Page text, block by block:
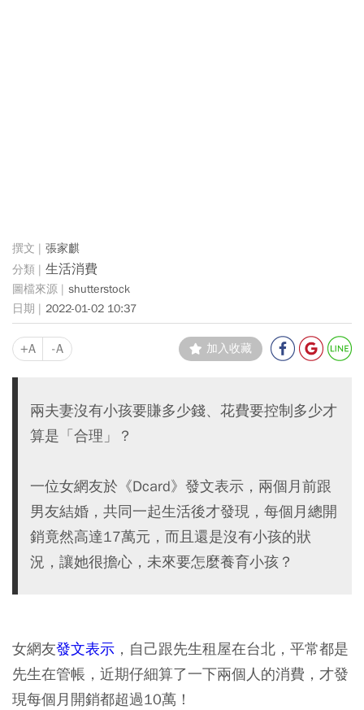
張家麒
生活消費
shutterstock
2022-01-02 10:37
+A -A 加入收藏
兩夫妻沒有小孩要賺多少錢、花費要控制多少才
算是「合理」？
一位女網友於《Dcard》發文表示，兩個月前跟
男友結婚，共同一起生活後才發現，每個月總開
銷竟然高達17萬元，而且還是沒有小孩的狀
況，讓她很擔心，未來要怎麼養育小孩？
女網友發文表示 ，自己跟先生租屋在台北，平常都是
先生在管帳，近期仔細算了一下兩個人的消費，才發
現每個月開銷都超過10萬！